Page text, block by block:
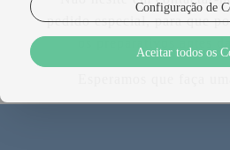
pedido especial, para que
Configuração de
Aceitar todos os